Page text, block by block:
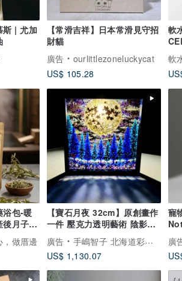
斯 | 尤加
【常滑吉祥】日本常滑見守招
財貓
廣告
ourlittlezoneluckycat
US$ 105.28
軟
軟
浴包-暖
後月子
做厝邊
【寶石月夜 32cm】原創畫作
一件 壓克力透明藝術 陰影畫
作 居家裝飾 滿月 繪畫 夜空
星空
廣告
手嶋智子 北海道彩虹畫家
US$ 1,130.07
寵
香
廣